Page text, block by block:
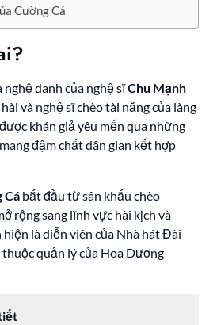
Cường Cá
nghệ danh của nghệ sĩChu Mạnh
và nghệ sĩ chèo tài năng của làng
khán giả yêu mến qua những
đậm chất dân gian kết hợp
Cá bắt đầu từ sân khấu chèo
rộng sang lĩnh vực hài kịch và
là diễn viên của Nhà hát Đài
quản lý của Hoa Dương